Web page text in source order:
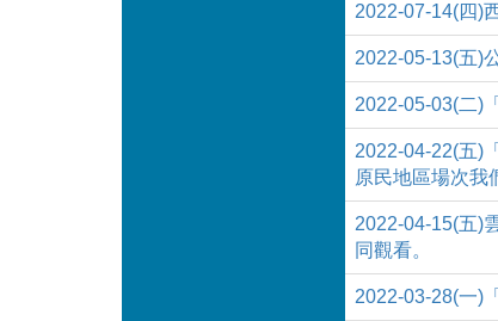
2022-07-14(四)
2022-05-13(五)
2022-05-03(二)
2022-04-22(五)
原民地區場次我
2022-04-15(五)
同觀看。
2022-03-28(一)